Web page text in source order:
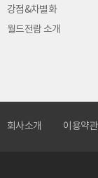
강점&차별화
월드전람 소개
회사소개 이용약관